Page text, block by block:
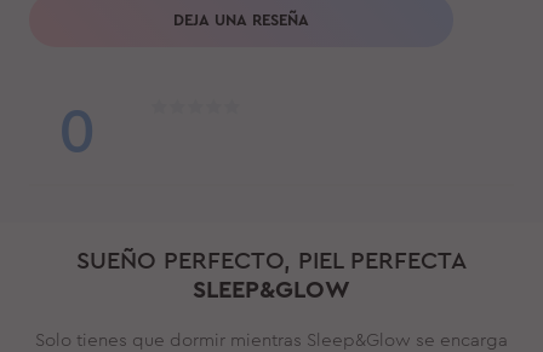
DEJA UNA RESEÑA
0
SUEÑO PERFECTO, PIEL PERFECTA
SLEEP&GLOW
Solo tienes que dormir mientras Sleep&Glow se encarga